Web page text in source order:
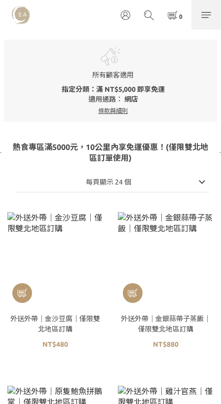
所有顧客適用
指定分類：滿 NT$5,000 即享免運
適用通路： 網店
條款與細則
熱食專區滿5000元，10公里內享免運優惠！(僅限雙北地
區訂單使用)
每頁顯示 24 個
外送外帶｜金沙豆腐｜僅限雙
北地區訂購
NT$480
外送外帶｜金銀蒜帶子蒸飯｜
僅限雙北地區訂購
NT$880